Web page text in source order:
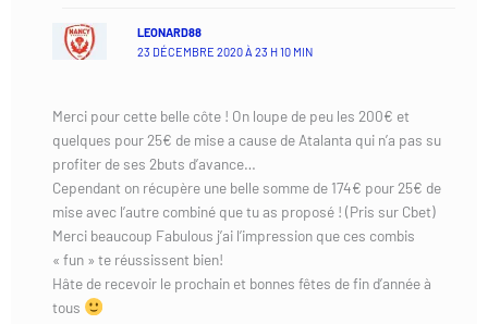
LEONARD88
23 DÉCEMBRE 2020 À 23 H 10 MIN
Merci pour cette belle côte ! On loupe de peu les 200€ et
quelques pour 25€ de mise a cause de Atalanta qui n’a pas su
profiter de ses 2buts d’avance…
Cependant on récupère une belle somme de 174€ pour 25€ de
mise avec l’autre combiné que tu as proposé ! (Pris sur Cbet)
Merci beaucoup Fabulous j’ai l’impression que ces combis
« fun » te réussissent bien!
Hâte de recevoir le prochain et bonnes fêtes de fin d’année à
tous